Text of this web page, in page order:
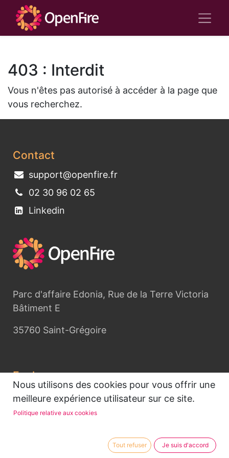
403 : Interdit
Vous n'êtes pas autorisé à accéder à la page que
vous recherchez.
Contact
support@openfire.fr
02 30 96 02 65
Linkedin
Parc d'affaire Edonia, Rue de la Terre Victoria
Bâtiment E
35760 Saint-Grégoire
Explorer
Accueil
OpenFire
Nous utilisons des cookies pour vous offrir une
meilleure expérience utilisateur sur ce site.
Politique relative aux cookies
Tout refuser Je suis d'accord